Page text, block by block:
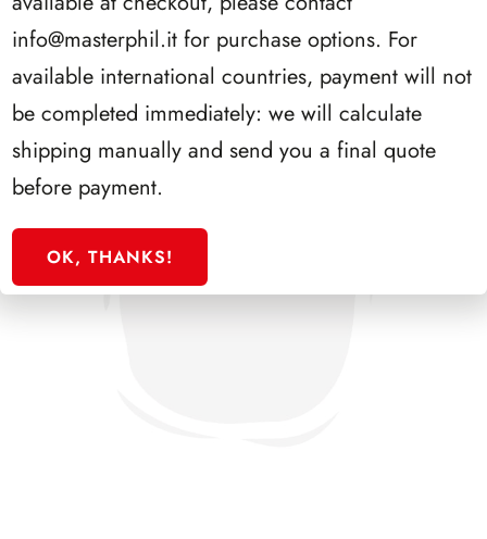
info@masterphil.it for purchase options. For
available international countries, payment will not
be completed immediately: we will calculate
shipping manually and send you a final quote
before payment.
OK, THANKS!